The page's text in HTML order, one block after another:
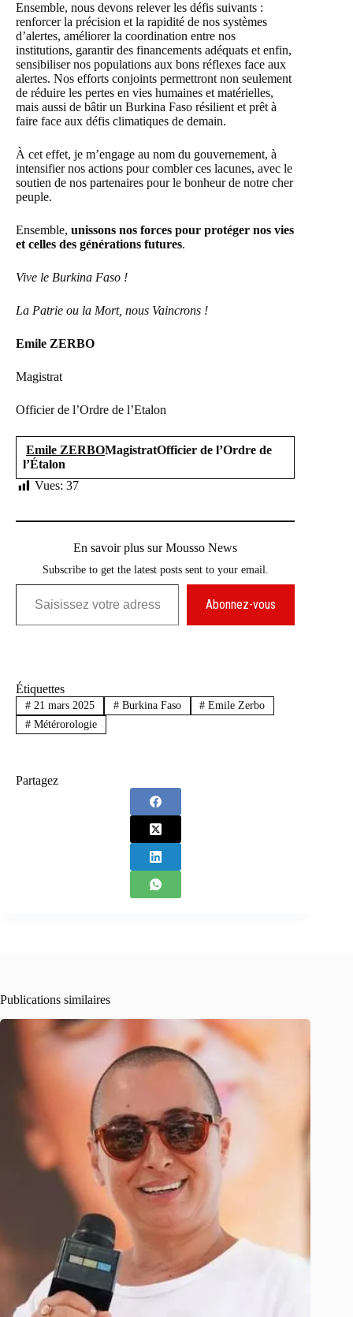
Ensemble, nous devons relever les défis suivants :
renforcer la précision et la rapidité de nos systèmes
d’alertes, améliorer la coordination entre nos
institutions, garantir des financements adéquats et enfin,
sensibiliser nos populations aux bons réflexes face aux
alertes. Nos efforts conjoints permettront non seulement
de réduire les pertes en vies humaines et matérielles,
mais aussi de bâtir un Burkina Faso résilient et prêt à
faire face aux défis climatiques de demain.
À cet effet, je m’engage au nom du gouvernement, à
intensifier nos actions pour combler ces lacunes, avec le
soutien de nos partenaires pour le bonheur de notre cher
peuple.
Ensemble, unissons nos forces pour protéger nos vies
et celles des générations futures.
Vive le Burkina Faso !
La Patrie ou la Mort, nous Vaincrons !
Emile ZERBO
Magistrat
Officier de l’Ordre de l’Etalon
Emile ZERBOMagistratOfficier de l’Ordre de
l’Étalon
Vues: 37
En savoir plus sur Mousso News
Subscribe to get the latest posts sent to your email.
Saisissez votre adresse e-mail…
Abonnez-vous
Étiquettes
#21 mars 2025 #Burkina Faso # Emile Zerbo
#Métérorologie
Partagez
Publications similaires